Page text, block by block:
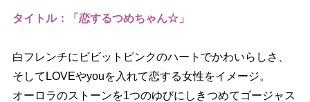
タイトル：「恋するつめちゃん☆」
白フレンチにビビットピンクのハートでかわいらしさ、
そしてLOVEやyouを入れて恋する女性をイメージ。
オーロラのストーンを1つのゆびにしきつめてゴージャス